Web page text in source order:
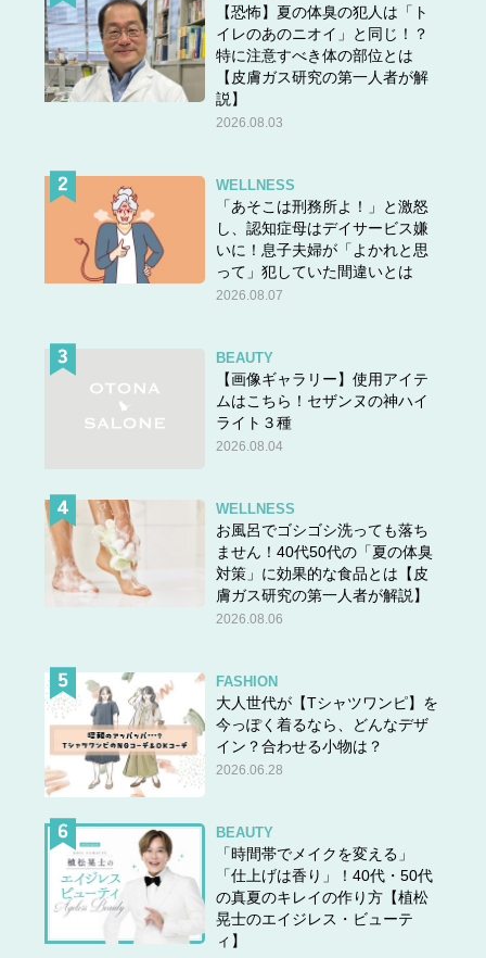
【恐怖】夏の体臭の犯人は「ト
イレのあのニオイ」と同じ！？
特に注意すべき体の部位とは
【皮膚ガス研究の第一人者が解
説】
2026.08.03
WELLNESS
「あそこは刑務所よ！」と激怒
し、認知症母はデイサービス嫌
いに！息子夫婦が「よかれと思
って」犯していた間違いとは
2026.08.07
BEAUTY
【画像ギャラリー】使用アイテ
ムはこちら！セザンヌの神ハイ
ライト３種
2026.08.04
WELLNESS
お風呂でゴシゴシ洗っても落ち
ません！40代50代の「夏の体臭
対策」に効果的な食品とは【皮
膚ガス研究の第一人者が解説】
2026.08.06
FASHION
大人世代が【Tシャツワンピ】を
今っぽく着るなら、どんなデザ
イン？合わせる小物は？
2026.06.28
BEAUTY
「時間帯でメイクを変える」
「仕上げは香り」！40代・50代
の真夏のキレイの作り方【植松
晃士のエイジレス・ビューテ
ィ】